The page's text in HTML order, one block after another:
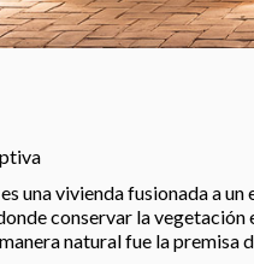
una vivienda fusionada a
conservar la
natural fue la premisa